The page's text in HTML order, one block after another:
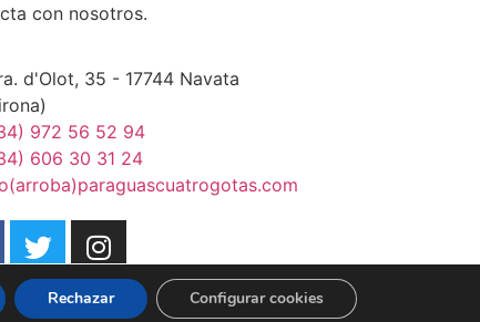
con nosotros.
d'Olot, 35 - 17744 Navata
972 56 52 94
606 30 31 24
Rechazar Configurar cookies